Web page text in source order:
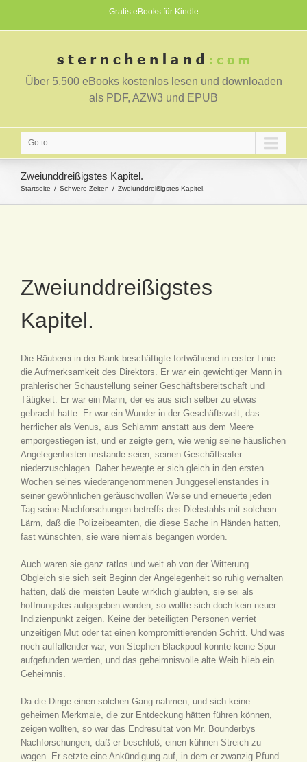
Gratis eBooks für Kindle
Über 5.500 eBooks kostenlos lesen und downloaden
als PDF, AZW3 und EPUB
Go to...
Zweiunddreißigstes Kapitel.
Startseite Schwere Zeiten Zweiunddreißigstes Kapitel.
Zweiunddreißigstes
Kapitel.
Die Räuberei in der Bank beschäftigte fortwährend in erster Linie
die Aufmerksamkeit des Direktors. Er war ein gewichtiger Mann in
prahlerischer Schaustellung seiner Geschäftsbereitschaft und
Tätigkeit. Er war ein Mann, der es aus sich selber zu etwas
gebracht hatte. Er war ein Wunder in der Geschäftswelt, das
herrlicher als Venus, aus Schlamm anstatt aus dem Meere
emporgestiegen ist, und er zeigte gern, wie wenig seine häuslichen
Angelegenheiten imstande seien, seinen Geschäftseifer
niederzuschlagen. Daher bewegte er sich gleich in den ersten
Wochen seines wiederangenommenen Junggesellenstandes in
seiner gewöhnlichen geräuschvollen Weise und erneuerte jeden
Tag seine Nachforschungen betreffs des Diebstahls mit solchem
Lärm, daß die Polizeibeamten, die diese Sache in Händen hatten,
fast wünschten, sie wäre niemals begangen worden.
Auch waren sie ganz ratlos und weit ab von der Witterung.
Obgleich sie sich seit Beginn der Angelegenheit so ruhig verhalten
hatten, daß die meisten Leute wirklich glaubten, sie sei als
hoffnungslos aufgegeben worden, so wollte sich doch kein neuer
Indizienpunkt zeigen. Keine der beteiligten Personen verriet
unzeitigen Mut oder tat einen kompromittierenden Schritt. Und was
noch auffallender war, von Stephen Blackpool konnte keine Spur
aufgefunden werden, und das geheimnisvolle alte Weib blieb ein
Geheimnis.
Da die Dinge einen solchen Gang nahmen, und sich keine
geheimen Merkmale, die zur Entdeckung hätten führen können,
zeigen wollten, so war das Endresultat von Mr. Bounderbys
Nachforschungen, daß er beschloß, einen kühnen Streich zu
wagen. Er setzte eine Ankündigung auf, in dem er zwanzig Pfund